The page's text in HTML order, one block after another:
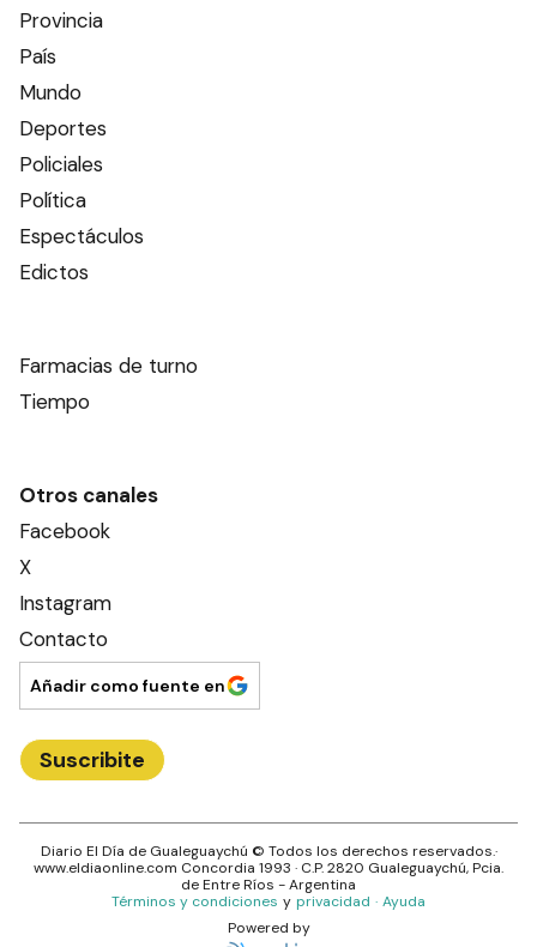
Provincia
País
Mundo
Deportes
Policiales
Política
Espectáculos
Edictos
Farmacias de turno
Tiempo
Otros canales
Facebook
X
Instagram
Contacto
Añadir como fuente en
Suscribite
Diario El Día de Gualeguaychú © Todos los derechos reservados.·
www.eldiaonline.com Concordia 1993 · C.P.2820 Gualeguaychú, Pcia.
deEntre Ríos - Argentina
Términos y condiciones y privacidad · Ayuda
Powered by